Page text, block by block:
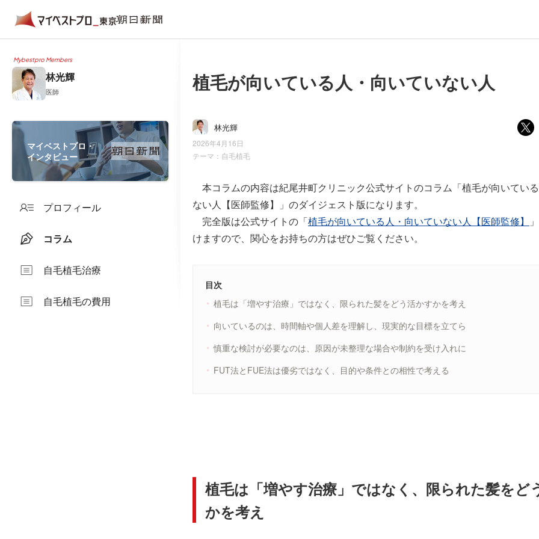
Mybestpro Members
林光輝
医師
マイベストプロ・
インタビュー
プロフィール
コラム
自毛植毛治療
自毛植毛の費用
植毛が向いている人・向いていない人
林光輝
2026年4月16日
テーマ： 自毛植毛
本コラムの内容は紀尾井町クリニック公式サイトのコラム「植毛が向いてい
ない人【医師監修】」のダイジェスト版になります。
完全版は公式サイトの「植毛が向いている人・向いていない人【医師監修】
けますので、関心をお持ちの方はぜひご覧ください。
目次
植毛は「増やす治療」ではなく、限られた髪をどう活かすかを考え
向いているのは、時間軸や個人差を理解し、現実的な目標を立てら
慎重な検討が必要なのは、原因が未整理な場合や制約を受け入れに
FUT法とFUE法は優劣ではなく、目的や条件との相性で考える
植毛は「増やす治療」ではなく、限られた髪をど
かを考え